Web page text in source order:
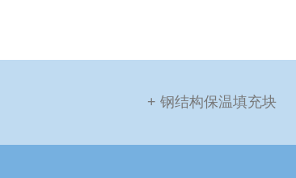
+ 钢结构保温填充块